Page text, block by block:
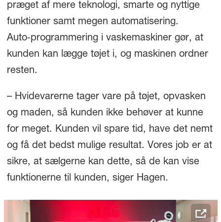
præget af mere teknologi, smarte og nyttige
funktioner samt megen automatisering.
Auto‑programmering i vaskemaskiner gør, at
kunden kan lægge tøjet i, og maskinen ordner
resten.
– Hvidevarerne tager vare på tøjet, opvasken
og maden, så kunden ikke behøver at kunne
for meget. Kunden vil spare tid, have det nemt
og få det bedst mulige resultat. Vores job er at
sikre, at sælgerne kan dette, så de kan vise
funktionerne til kunden, siger Hagen.